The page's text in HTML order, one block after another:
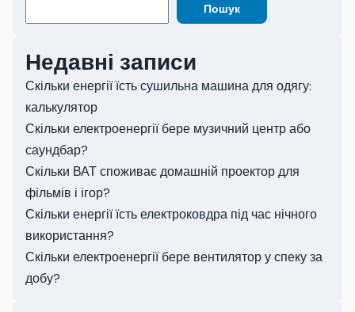
Пошук
Недавні записи
Скільки енергії їсть сушильна машина для одягу:
калькулятор
Скільки електроенергії бере музичний центр або
саундбар?
Скільки ВАТ споживає домашній проектор для
фільмів і ігор?
Скільки енергії їсть електроковдра під час нічного
використання?
Скільки електроенергії бере вентилятор у спеку за
добу?